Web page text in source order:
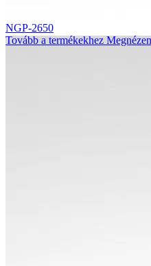
NGP-2650
Tovább a termékekhez